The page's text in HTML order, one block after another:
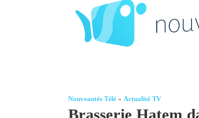
Nouveautés Télé » Actualité TV